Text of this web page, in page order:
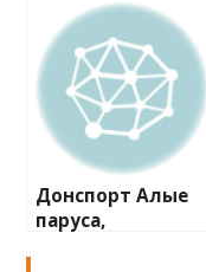
Донспорт Алые
паруса,